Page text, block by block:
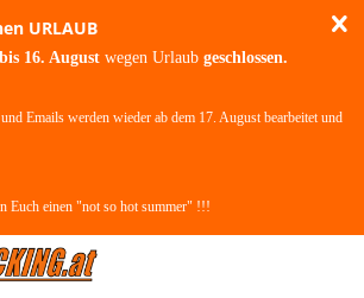
URLAUB
bis 16. August wegen Urlaub geschlossen.
Emails werden wieder ab dem 17. August bearbeitet und
Euch einen "not so hot summer" !!!